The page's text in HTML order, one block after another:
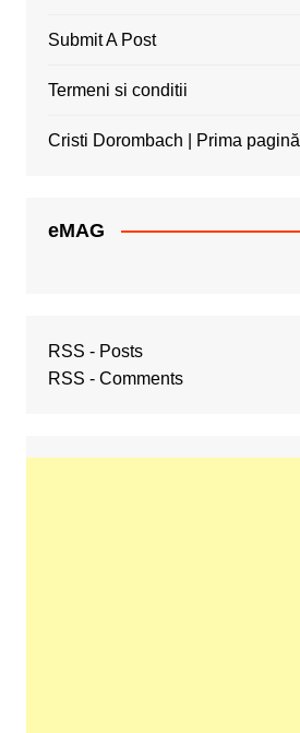
Submit A Post
Termeni si conditii
Cristi Dorombach | Prima pagină
eMAG
RSS - Posts
RSS - Comments